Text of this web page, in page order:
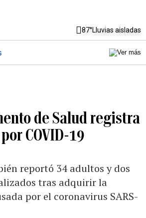
87°Lluvias aisladas
de Salud registra
COVID-19
reportó 34 adultos y dos
tras adquirir la
por el coronavirus SARS-